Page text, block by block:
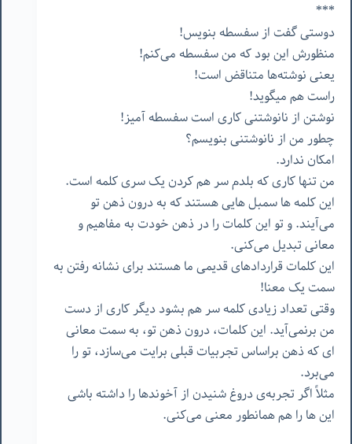
***
دوستی گفت از سفسطه بنویس!
منظورش این بود که من سفسطه می‌کنم!
یعنی نوشته‌ها متناقض است!
راست هم میگوید!
نوشتن از نانوشتنی کاری است سفسطه آمیز!
چطور من از نانوشتنی بنویسم؟
امکان ندارد.
من تنها کاری که بلدم سر هم کردن یک سری کلمه است.
این کلمه ها سمبل هایی هستند که به درون ذهن تو
می‌آیند. و تو این کلمات را در ذهن خودت به مفاهیم و
معانی تبدیل می‌کنی.
این کلمات قراردادهای قدیمی ما هستند برای نشانه رفتن به
سمت یک معنا!
وقتی تعداد زیادی کلمه سر هم بشود دیگر کاری از دست
من برنمی‌آید. این کلمات، درون ذهن تو، به سمت معانی
ای که ذهن براساس تجربیات قبلی برایت می‌سازد، تو را
می‌برد.
مثلاً اگر تجربه‌ی دروغ شنیدن از آخوندها را داشته باشی
این ها را هم همانطور معنی می‌کنی.